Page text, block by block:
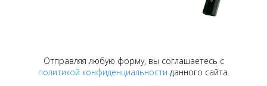
Отправляя любую форму, вы соглашаетесь с
политикой конфиденциальности данного сайта.